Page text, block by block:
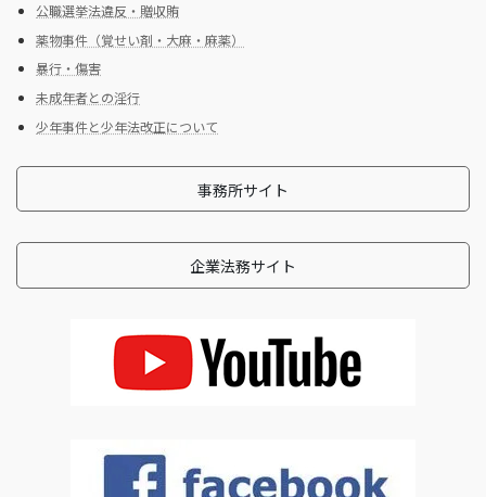
公職選挙法違反・贈収賄
薬物事件（覚せい剤・大麻・麻薬）
暴行・傷害
未成年者との淫行
少年事件と少年法改正について
事務所サイト
企業法務サイト